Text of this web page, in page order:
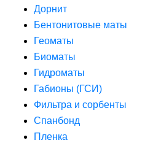
Дорнит
Бентонитовые маты
Геоматы
Биоматы
Гидроматы
Габионы (ГСИ)
Фильтра и сорбенты
Спанбонд
Пленка